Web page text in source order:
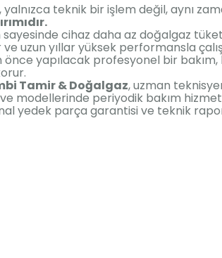
yalnızca teknik bir işlem değil, aynı
sayesinde cihaz daha az doğalgaz
ve uzun yıllar yüksek performansla
önce yapılacak profesyonel bir
Tamir & Doğalgaz, uzman
modellerinde periyodik bakım
yedek parça garantisi ve teknik